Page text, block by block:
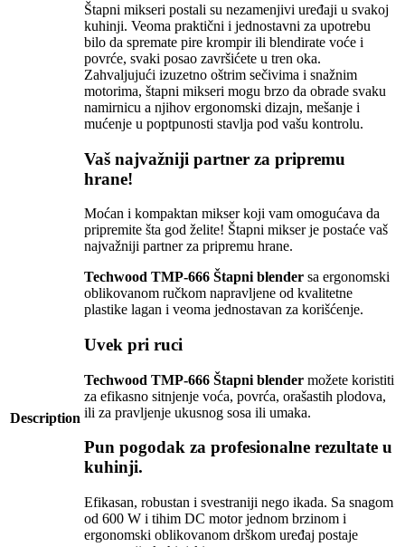
Description
Štapni mikseri postali su nezamenjivi uređaji u svakoj
kuhinji. Veoma praktični i jednostavni za upotrebu
bilo da spremate pire krompir ili blendirate voće i
povrće, svaki posao završićete u tren oka.
Zahvaljujući izuzetno oštrim sečivima i snažnim
motorima, štapni mikseri mogu brzo da obrade svaku
namirnicu a njihov ergonomski dizajn, mešanje i
mućenje u poptpunosti stavlja pod vašu kontrolu.
Vaš najvažniji partner za pripremu
hrane!
Moćan i kompaktan mikser koji vam omogućava da
pripremite šta god želite! Štapni mikser je postaće vaš
najvažniji partner za pripremu hrane.
Techwood TMP-666 Štapni blender sa ergonomski
oblikovanom ručkom napravljene od kvalitetne
plastike lagan i veoma jednostavan za korišćenje.
Uvek pri ruci
Techwood TMP-666 Štapni blender možete koristiti
za efikasno sitnjenje voća, povrća, orašastih plodova,
ili za pravljenje ukusnog sosa ili umaka.
Pun pogodak za profesionalne rezultate u
kuhinji.
Efikasan, robustan i svestraniji nego ikada. Sa snagom
od 600 W i tihim DC motor jednom brzinom i
ergonomski oblikovanom drškom uređaj postaje